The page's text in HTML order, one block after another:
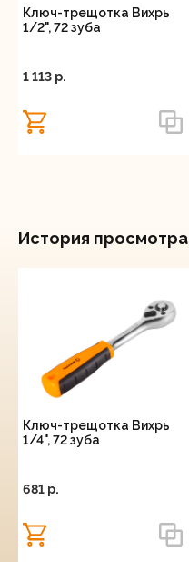
Ключ-трещотка Вихрь
1/2", 72 зуба
1 113 p.
История просмотра
Ключ-трещотка Вихрь
1/4", 72 зуба
681 p.